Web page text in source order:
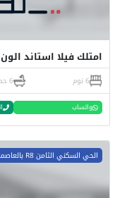
امتلك فيلا استاند الون بمقدم 10%
6 نوم 6 حمام
واتساب
الحي السكني الثامن R8 بالعاصمة الادارية الجديدة